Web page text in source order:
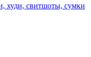
худи, свитшоты, сумки